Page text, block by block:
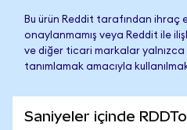
Bu ürün Reddit tarafından ihraç
onaylanmamış veya Reddit ile
ve diğer ticari markalar yalnızca
tanımlamak amacıyla
Saniyeler içinde